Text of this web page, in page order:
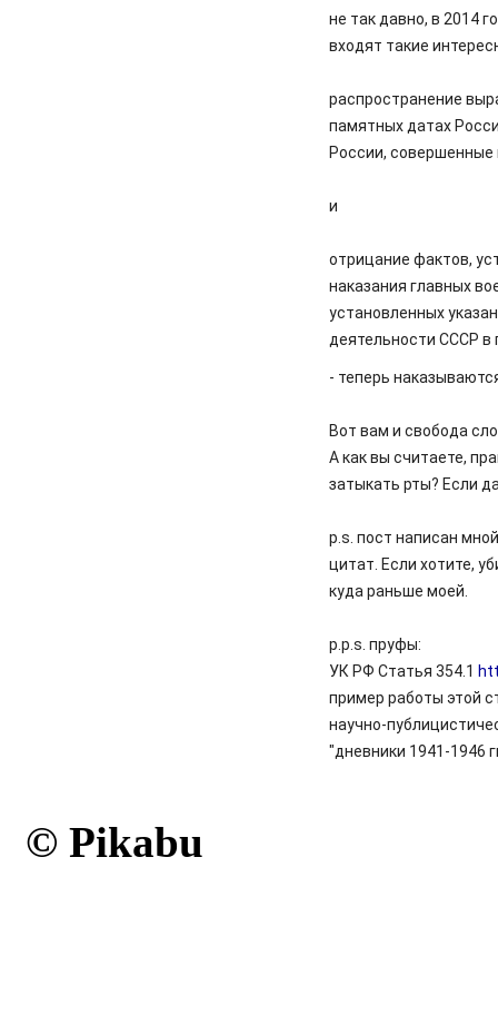
не так давно, в 2014
входят такие
распространение
памятных датах
России, совершенные
и
отрицание фактов,
наказания главных
установленных
деятельности СССР
- теперь
Вот вам и свобода
А как вы считаете,
затыкать рты? Если
p.s. пост написан
цитат. Если хотите,
куда раньше моей.
p.p.s. пруфы:
УК РФ Статья 354.1
пример работы этой
научно-
"дневники 1941-1946
© Pikabu